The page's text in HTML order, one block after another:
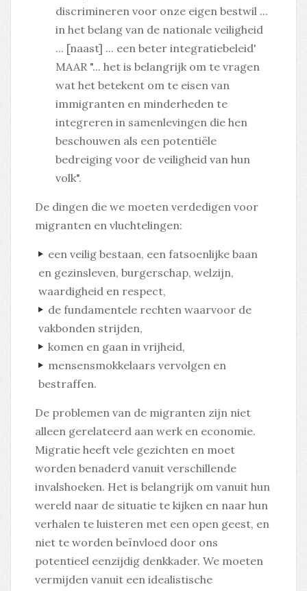
discrimineren voor onze eigen bestwil ...
in het belang van de nationale veiligheid
... [naast] ... een beter integratiebeleid'
MAAR "... het is belangrijk om te vragen
wat het betekent om te eisen van
immigranten en minderheden te
integreren in samenlevingen die hen
beschouwen als een potentiële
bedreiging voor de veiligheid van hun
volk".
De dingen die we moeten verdedigen voor
migranten en vluchtelingen:
een veilig bestaan, een fatsoenlijke baan
en gezinsleven, burgerschap, welzijn,
waardigheid en respect,
de fundamentele rechten waarvoor de
vakbonden strijden,
komen en gaan in vrijheid,
mensensmokkelaars vervolgen en
bestraffen.
De problemen van de migranten zijn niet
alleen gerelateerd aan werk en economie.
Migratie heeft vele gezichten en moet
worden benaderd vanuit verschillende
invalshoeken. Het is belangrijk om vanuit hun
wereld naar de situatie te kijken en naar hun
verhalen te luisteren met een open geest, en
niet te worden beïnvloed door ons
potentieel eenzijdig denkkader. We moeten
vermijden vanuit een idealistische